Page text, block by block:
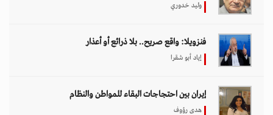
وليد خدوري
فنزويلا: واقع صريح.. بلا ذرائع أو أعذار
إياد أبو شقرا
إيران بين احتجاجات البقاء للمواطن والنظام
هدى رؤوف